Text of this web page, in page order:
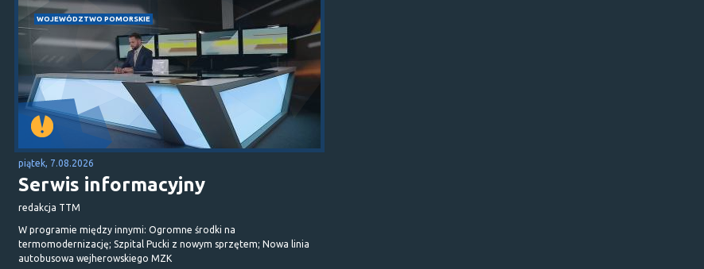
WOJEWÓDZTWO POMORSKIE
piątek, 7.08.2026
Serwis informacyjny
redakcja TTM
W programie między innymi: Ogromne środki na
termomodernizację; Szpital Pucki z nowym sprzętem; Nowa linia
autobusowa wejherowskiego MZK